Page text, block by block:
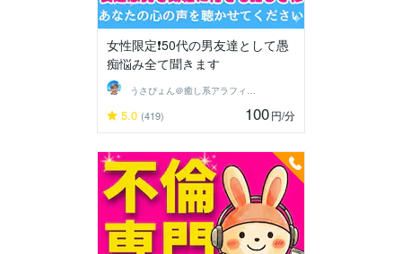
女性限定❗50代の男友達として愚
痴悩み全て聞きます
うさぴょん＠癒し系アラフィフ心寄り添い人
5.0 (419) 100円/分